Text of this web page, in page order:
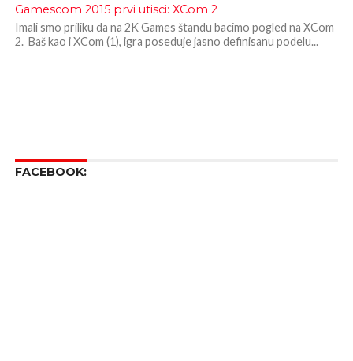
Gamescom 2015 prvi utisci: XCom 2
Imali smo priliku da na 2K Games štandu bacimo pogled na XCom
2. Baš kao i XCom (1), igra poseduje jasno definisanu podelu...
FACEBOOK: